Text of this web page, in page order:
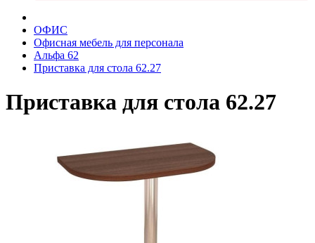
ОФИС
Офисная мебель для персонала
Альфа 62
Приставка для стола 62.27
Приставка для стола 62.27